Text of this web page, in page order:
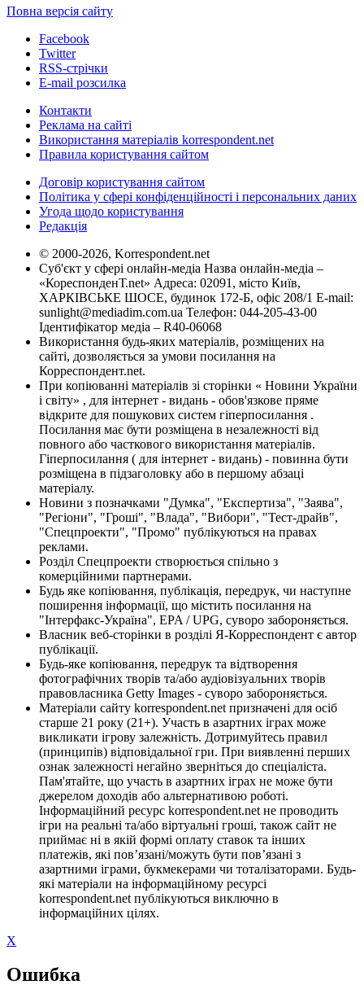
Повна версія сайту
Facebook
Twitter
RSS-стрічки
E-mail розсилка
Контакти
Реклама на сайті
Використання матеріалів korrespondent.net
Правила користування сайтом
Договір користування сайтом
Політика у сфері конфіденційності і персональних даних
Угода щодо користування
Редакція
© 2000-2026, Korrespondent.net
Суб'єкт у сфері онлайн-медіа Назва онлайн-медіа –
«КореспонденТ.net» Адреса: 02091, місто Київ,
ХАРКІВСЬКЕ ШОСЕ, будинок 172-Б, офіс 208/1 E-mail:
sunlight@mediadim.com.ua Телефон: 044-205-43-00
Ідентифікатор медіа – R40-06068
Використання будь-яких матеріалів, розміщених на
сайті, дозволяється за умови посилання на
Корреспондент.net.
При копіюванні матеріалів зі сторінки « Новини України
і світу» , для інтернет - видань - обов'язкове пряме
відкрите для пошукових систем гіперпосилання .
Посилання має бути розміщена в незалежності від
повного або часткового використання матеріалів.
Гіперпосилання ( для інтернет - видань) - повинна бути
розміщена в підзаголовку або в першому абзаці
матеріалу.
Новини з позначками "Думка", "Експертиза", "Заява",
"Регіони", "Гроші", "Влада", "Вибори", "Тест-драйв",
"Спецпроекти", "Промо" публікуються на правах
реклами.
Розділ Спецпроекти створюється спільно з
комерційними партнерами.
Будь яке копіювання, публікація, передрук, чи наступне
поширення інформації, що містить посилання на
"Інтерфакс-Україна", EPA / UPG, суворо забороняється.
Власник веб-сторінки в розділі Я-Корреспондент є автор
публікації.
Будь-яке копіювання, передрук та відтворення
фотографічних творів та/або аудіовізуальних творів
правовласника Getty Images - суворо забороняється.
Матеріали сайту korrespondent.net призначені для осіб
старше 21 року (21+). Участь в азартних іграх може
викликати ігрову залежність. Дотримуйтесь правил
(принципів) відповідальної гри. При виявленні перших
ознак залежності негайно зверніться до спеціаліста.
Пам'ятайте, що участь в азартних іграх не може бути
джерелом доходів або альтернативою роботі.
Інформаційний ресурс korrespondent.net не проводить
ігри на реальні та/або віртуальні гроші, також сайт не
приймає ні в якій формі оплату ставок та інших
платежів, які пов’язані/можуть бути пов’язані з
азартними іграми, букмекерами чи тоталізаторами. Будь-
які матеріали на інформаційному ресурсі
korrespondent.net публікуються виключно в
інформаційних цілях.
X
Ошибка